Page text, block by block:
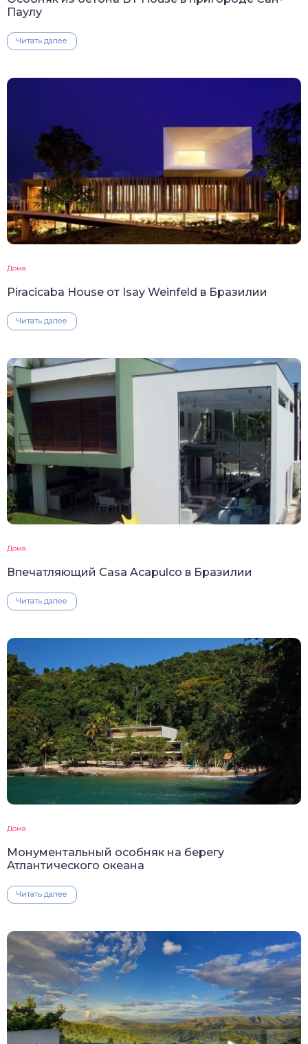
Паулу
Читать далее
Дома
Piracicaba House от Isay Weinfeld в Бразилии
Читать далее
Дома
Впечатляющий Casa Acapulco в Бразилии
Читать далее
Дома
Монументальный особняк на берегу
Атлантического океана
Читать далее